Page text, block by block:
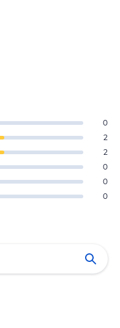
0
2
2
0
0
0